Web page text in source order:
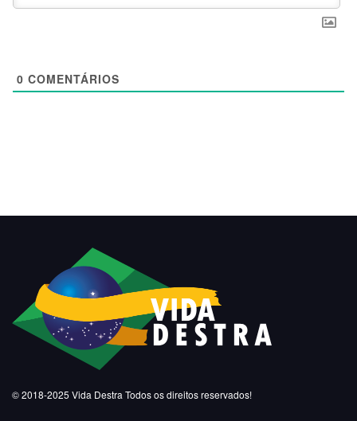
0 COMENTÁRIOS
© 2018-2025 Vida Destra Todos os direitos reservados!